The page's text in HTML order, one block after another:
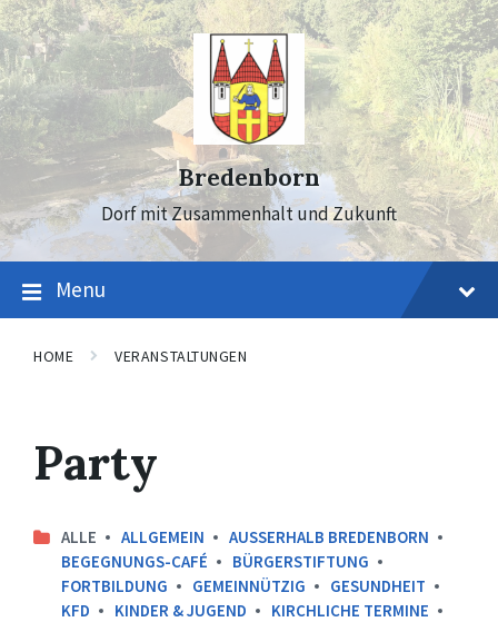
Skip
to
content
Skip
to
main
navigation
Skip
to
footer
Bredenborn
Dorf mit Zusammenhalt und Zukunft
Menu
HOME VERANSTALTUNGEN
Party
ALLE ALLGEMEIN
AUSSERHALB BREDENBORN
BEGEGNUNGS-CAFÉ
BÜRGERSTIFTUNG
FORTBILDUNG
GEMEINNÜTZIG
GESUNDHEIT
KFD
KINDER & JUGEND
KIRCHLICHE TERMINE